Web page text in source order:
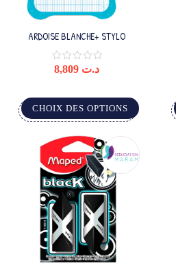
ARDOISE BLANCHE+ STYLO
د.ت
CHOIX DES OPTIONS